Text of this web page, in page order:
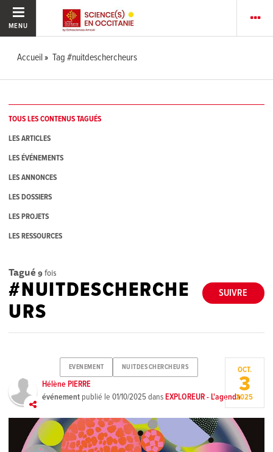
MENU
Accueil Tag #nuitdeschercheurs
TOUS LES CONTENUS TAGUÉS
LES ARTICLES
LES ÉVÉNEMENTS
LES ANNONCES
LES DOSSIERS
LES PROJETS
LES RESSOURCES
Tagué 9 fois
SUIVRE
#NUITDESCHERCHE
URS
EVENEMENT NUITDESCHERCHEURS
Hélène PIERRE
événement publié le01/10/2025dansEXPLOREUR - L'agenda
OCT.
3
2025